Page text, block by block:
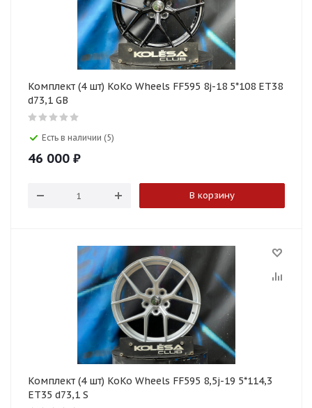
Комплект (4 шт) KoKo Wheels FF595 8j-18 5*108 ET38
d73,1 GB
Есть в наличии (5)
46 000 ₽
В корзину
Комплект (4 шт) KoKo Wheels FF595 8,5j-19 5*114,3
ET35 d73,1 S